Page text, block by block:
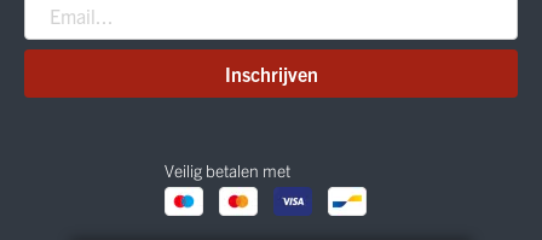
Peak Performance
Patagonia
Veilig betalen met
Inschrijven